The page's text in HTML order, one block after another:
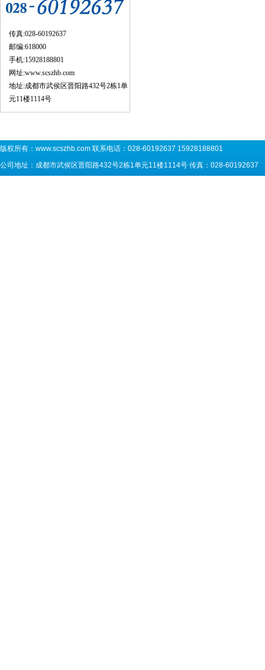
传真:028-60192637
邮编:618000
手机:15928188801
网址:www.scszhb.com
地址:成都市武侯区晋阳路432号2栋1单
元11楼1114号
版权所有： www.scszhb.com 联系电话：028-60192637 15928188801
公司地址：成都市武侯区晋阳路432号2栋1单元11楼1114号 传真：028-